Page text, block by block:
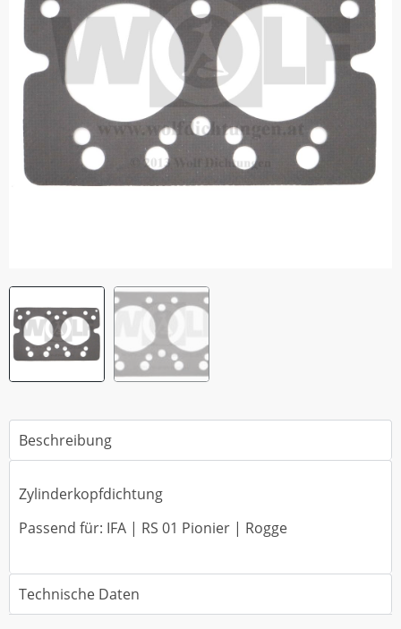
Beschreibung
Zylinderkopfdichtung
Passend für: IFA | RS 01 Pionier | Rogge
Technische Daten